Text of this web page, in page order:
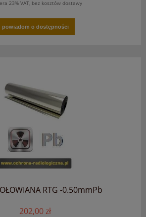
23% VAT, bez kosztów dostawy
powiadom o dostępności
RTG -0.50mmPb
202,00 zł